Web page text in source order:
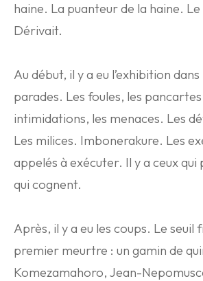
haine. La puanteur de la haine. Le
Dérivait.
Au début, il y a eu l’exhibition
parades. Les foules, les
intimidations, les menaces. Les
Les milices. Imbonerakure. Les
appelés à exécuter. Il y a ceux qui
qui cognent.
Après, il y a eu les coups. Le seuil
premier meurtre : un gamin de
Komezamahoro, Jean-